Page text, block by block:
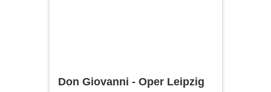
Don Giovanni - Oper Leipzig